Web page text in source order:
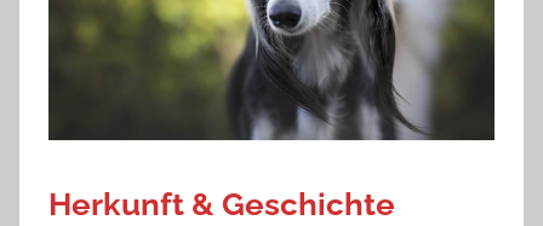
Herkunft & Geschichte